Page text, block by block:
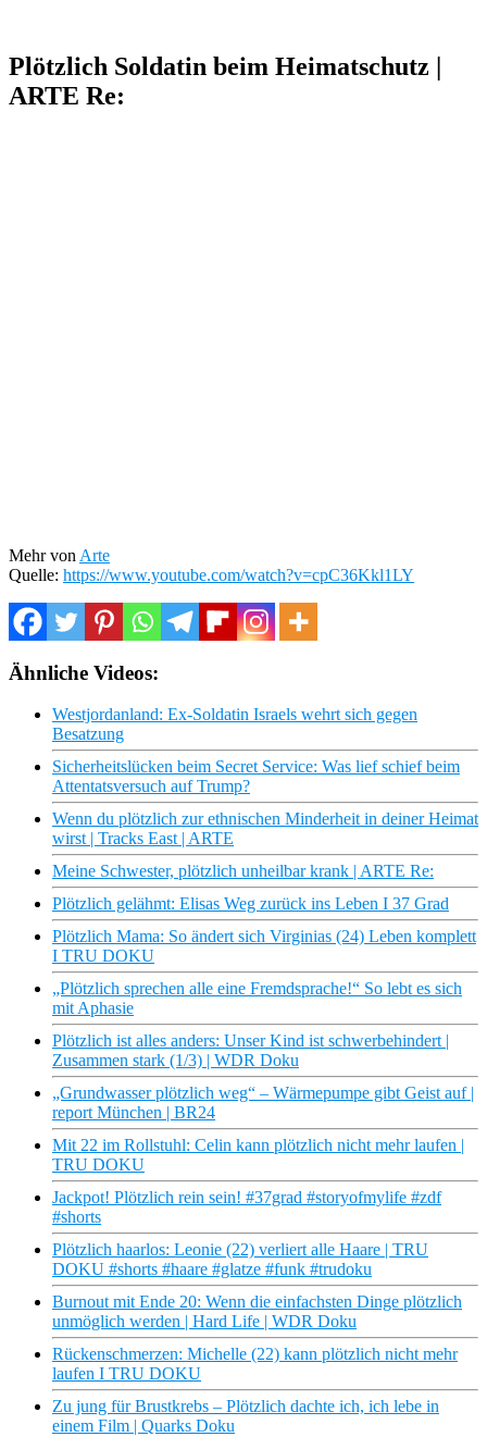
Plötzlich Soldatin beim Heimatschutz |
ARTE Re:
Mehr von Arte
Quelle: https://www.youtube.com/watch?v=cpC36Kkl1LY
Ähnliche Videos:
Westjordanland: Ex-Soldatin Israels wehrt sich gegen
Besatzung
Sicherheitslücken beim Secret Service: Was lief schief beim
Attentatsversuch auf Trump?
Wenn du plötzlich zur ethnischen Minderheit in deiner Heimat
wirst | Tracks East | ARTE
Meine Schwester, plötzlich unheilbar krank | ARTE Re:
Plötzlich gelähmt: Elisas Weg zurück ins Leben I 37 Grad
Plötzlich Mama: So ändert sich Virginias (24) Leben komplett
I TRU DOKU
„Plötzlich sprechen alle eine Fremdsprache!“ So lebt es sich
mit Aphasie
Plötzlich ist alles anders: Unser Kind ist schwerbehindert |
Zusammen stark (1/3) | WDR Doku
„Grundwasser plötzlich weg“ – Wärmepumpe gibt Geist auf |
report München | BR24
Mit 22 im Rollstuhl: Celin kann plötzlich nicht mehr laufen |
TRU DOKU
Jackpot! Plötzlich rein sein! #37grad #storyofmylife #zdf
#shorts
Plötzlich haarlos: Leonie (22) verliert alle Haare | TRU
DOKU #shorts #haare #glatze #funk #trudoku
Burnout mit Ende 20: Wenn die einfachsten Dinge plötzlich
unmöglich werden | Hard Life | WDR Doku
Rückenschmerzen: Michelle (22) kann plötzlich nicht mehr
laufen I TRU DOKU
Zu jung für Brustkrebs – Plötzlich dachte ich, ich lebe in
einem Film | Quarks Doku